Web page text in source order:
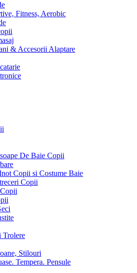
Fitness, Aerobic
& Accesorii Alaptare
De Baie Copii
Copii si Costume Baie
Copii
Trolere
Stilouri
Tempera. Pensule